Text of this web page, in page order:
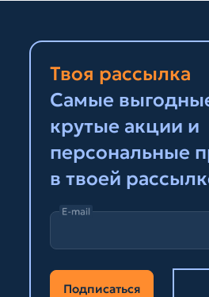
Твоя рассылка
Самые
крутые акции и
персональные
в твоей
E-mail
Подписаться